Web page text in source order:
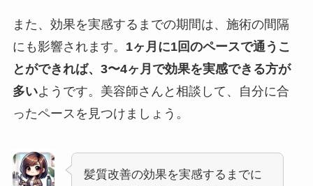
また、効果を実感するまでの期間は、施術の間隔
にも影響されます。 1ヶ月に1回のペースで通うこ
とができれば、3〜4ヶ月で効果を実感できる方が
多いようです。美容師さんと相談して、自分に合
ったペースを見つけましょう。
髪質改善の効果を実感するまでに